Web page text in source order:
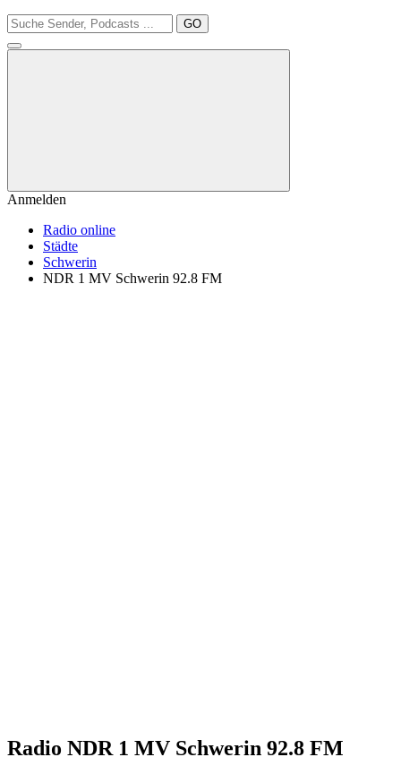
GO
Anmelden
Radio online
Städte
Schwerin
NDR 1 MV Schwerin 92.8 FM
Radio NDR 1 MV Schwerin 92.8 FM